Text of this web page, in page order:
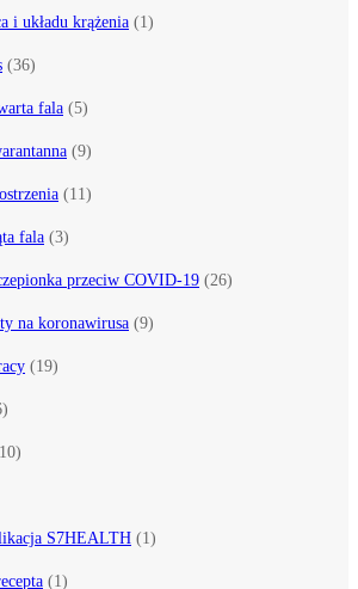
i układu krążenia (1)
(36)
fala (5)
(9)
(11)
fala (3)
przeciw COVID-19 (26)
na koronawirusa (9)
(19)
S7HEALTH (1)
(1)